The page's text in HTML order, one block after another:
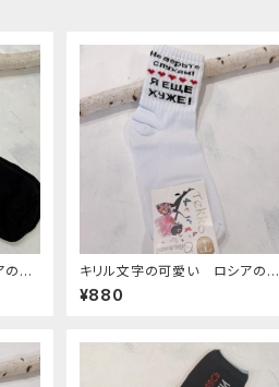
靴
キリル文字の可愛い ロシアの靴
下 13 ２３−２５cm
¥880